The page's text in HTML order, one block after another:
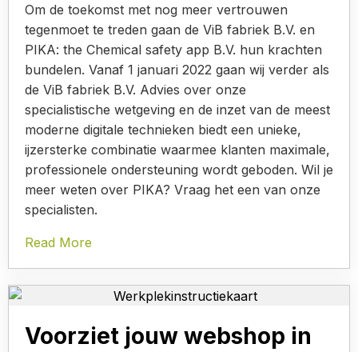
Om de toekomst met nog meer vertrouwen
tegenmoet te treden gaan de ViB fabriek B.V. en
PIKA: the Chemical safety app B.V. hun krachten
bundelen. Vanaf 1 januari 2022 gaan wij verder als
de ViB fabriek B.V. Advies over onze
specialistische wetgeving en de inzet van de meest
moderne digitale technieken biedt een unieke,
ijzersterke combinatie waarmee klanten maximale,
professionele ondersteuning wordt geboden. Wil je
meer weten over PIKA? Vraag het een van onze
specialisten.
Read More
Voorziet jouw webshop in